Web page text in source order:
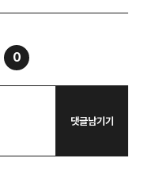
0
댓글남기기